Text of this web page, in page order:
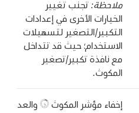
ملاحظة: تجنب تغيير
الخيارات الأخرى في إعدادات
التكبير/التصغير لتسهيلات
الاستخدام؛ حيث قد تتداخل
مع نافذة تكبير/تصغير
المكوث.
إخفاء مؤشر المكوث
والعد